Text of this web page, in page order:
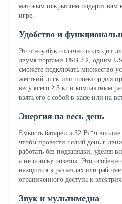
матовым покрытием подарит вам
игре.
Удобство и
Этот ноутбук отлично подходит
двумя портами USB 3.2, одним
сможете подключать множество
жесткий диск или проектор для
весу всего 2.3 кг и компактным
взять его с собой в кафе или на
Энергия на весь день
Емкость батареи в 32 Вт*ч вполне
чтобы провести целый день в
работать без подзарядки, уделяя
а не поиску розеток. Это
находится в разъездах или
ограниченного доступа к
Звук и мультимедиа